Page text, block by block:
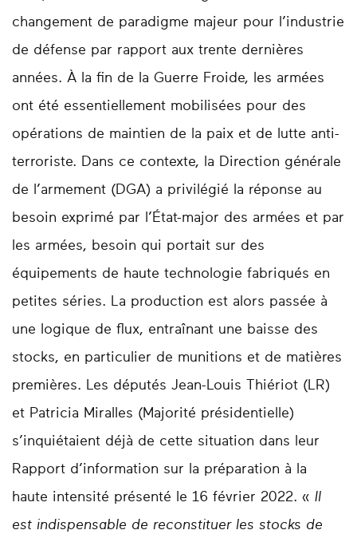
changement de paradigme majeur pour l’industrie
de défense par rapport aux trente dernières
années. À la fin de la Guerre Froide, les armées
ont été essentiellement mobilisées pour des
opérations de maintien de la paix et de lutte anti-
terroriste. Dans ce contexte, la Direction générale
de l’armement (DGA) a privilégié la réponse au
besoin exprimé par l’État-major des armées et par
les armées, besoin qui portait sur des
équipements de haute technologie fabriqués en
petites séries. La production est alors passée à
une logique de flux, entraînant une baisse des
stocks, en particulier de munitions et de matières
premières. Les députés Jean-Louis Thiériot (LR)
et Patricia Miralles (Majorité présidentielle)
s’inquiétaient déjà de cette situation dans leur
Rapport d’information sur la préparation à la
haute intensité présenté le 16 février 2022. « Il
est indispensable de reconstituer les stocks de